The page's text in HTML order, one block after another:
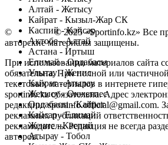
Алтай - Жетысу
Кайрат - Кызыл-Жар СК
Каспий - Кайсар
Актобе - Алтай
Астана - Иртыш
Елимай - Ордабасы
Улытау - Женис
Кайрат - Атырау
Жетысу - Окжетпес
Ордабасы - Кайрат
Кайсар - Елимай
Женис - Каспий
Атырау - Тобол
© Copyright© 2025 «Sportinfo.kz» Все
авторские материалы защищены.
При использовании материалов сайта
обязательна. При полной или
текстовых материалов в интернете
sportinfo.kz обязательна. Адрес
редакции: sportinfo.official@gmail.com.
рекламных публикаций
рекламодатель. Редакция не всегда
авторов.